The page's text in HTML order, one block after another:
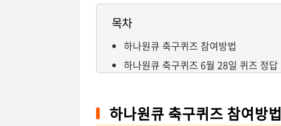
목차
하나원큐 축구퀴즈 참여방법
하나원큐 축구퀴즈 6월 28일 퀴즈 정답
하나원큐 축구퀴즈 참여방법